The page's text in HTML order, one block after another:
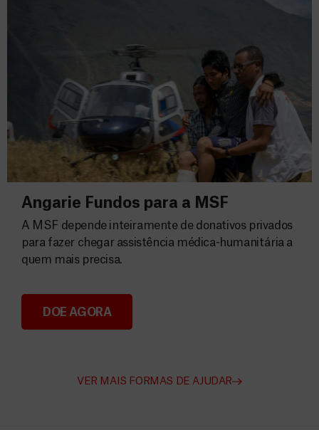
Angarie Fundos para a MSF
Angarie Fundos para a MSF
A MSF depende inteiramente de donativos privados
para fazer chegar assistência médica-humanitária a
quem mais precisa.
DOE AGORA
VER MAIS FORMAS DE AJUDAR